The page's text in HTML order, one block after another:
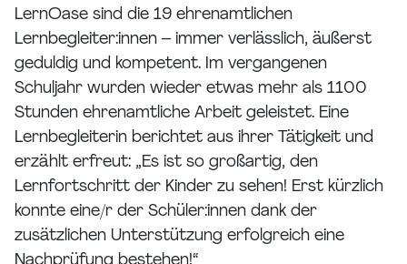
LernOase sind die 19 ehrenamtlichen
Lernbegleiter:innen – immer verlässlich, äußerst
geduldig und kompetent. Im vergangenen
Schuljahr wurden wieder etwas mehr als 1100
Stunden ehrenamtliche Arbeit geleistet. Eine
Lernbegleiterin berichtet aus ihrer Tätigkeit und
erzählt erfreut: „Es ist so großartig, den
Lernfortschritt der Kinder zu sehen! Erst kürzlich
konnte eine/r der Schüler:innen dank der
zusätzlichen Unterstützung erfolgreich eine